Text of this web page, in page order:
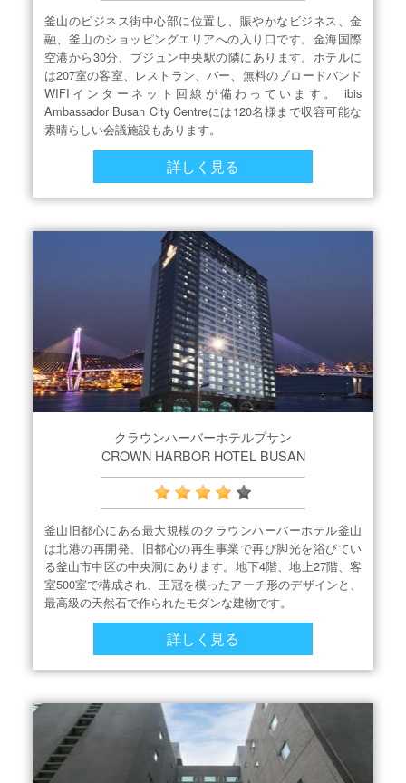
釜山のビジネス街中心部に位置し、賑やかなビジネス、金
融、釜山のショッピングエリアへの入り口です。金海国際
空港から30分、ブジュン中央駅の隣にあります。ホテルに
は207室の客室、レストラン、バー、無料のブロードバンド
WIFIインターネット回線が備わっています。 ibis
Ambassador Busan City Centreには120名様まで収容可能な
素晴らしい会議施設もあります。
詳しく見る
クラウンハーバーホテルプサン
CROWN HARBOR HOTEL BUSAN
釜山旧都心にある最大規模のクラウンハーバーホテル釜山
は北港の再開発、旧都心の再生事業で再び脚光を浴びてい
る釜山市中区の中央洞にあります。地下4階、地上27階、客
室500室で構成され、王冠を模ったアーチ形のデザインと、
最高級の天然石で作られたモダンな建物です。
詳しく見る